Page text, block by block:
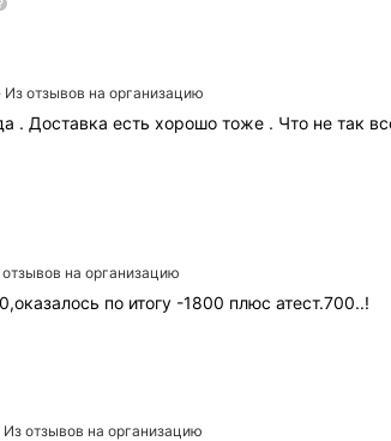
Из отзывов на организацию
. Доставка есть хорошо тоже . Что не так
отзывов на организацию
по итогу -1800 плюс атест.700..!
Из отзывов на организацию